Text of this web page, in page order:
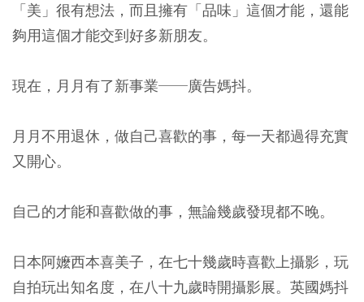
「美」很有想法，而且擁有「品味」這個才能，還能
夠用這個才能交到好多新朋友。
現在，月月有了新事業──廣告媽抖。
月月不用退休，做自己喜歡的事，每一天都過得充實
又開心。
自己的才能和喜歡做的事，無論幾歲發現都不晚。
日本阿嬤西本喜美子，在七十幾歲時喜歡上攝影，玩
自拍玩出知名度，在八十九歲時開攝影展。英國媽抖